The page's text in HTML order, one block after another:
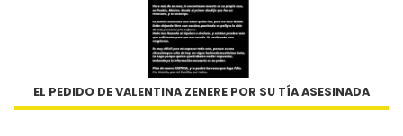
EL PEDIDO DE VALENTINA ZENERE POR SU TÍA ASESINADA